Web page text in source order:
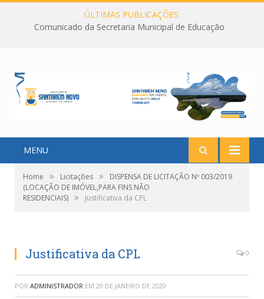
ÚLTIMAS PUBLICAÇÕES:
Comunicado da Secretaria Municipal de Educação
MENU
Home » Licitações »
DISPENSA DE LICITAÇÃO Nº 003/2019
(LOCAÇÃO DE IMÓVEL,PARA FINS NÃO
RESIDENCIAIS) » Justificativa da CPL
Justificativa da CPL 0
POR ADMINISTRADOR EM 20 DE JANEIRO DE 2020